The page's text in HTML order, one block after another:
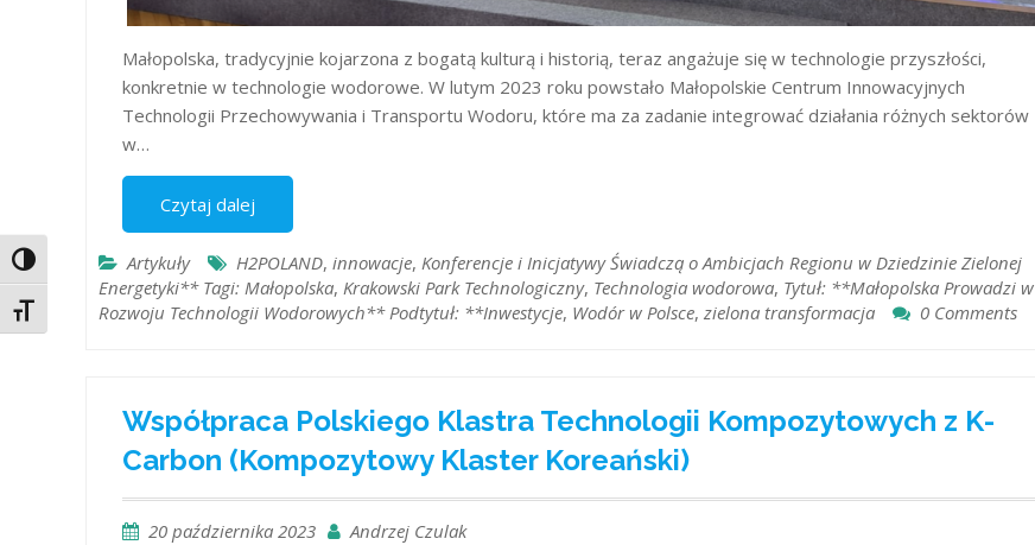
Toggle High Contrast
Toggle Font size
Małopolska, tradycyjnie kojarzona z bogatą kulturą i historią, teraz angażuje się w technologie przyszłości,
konkretnie w technologie wodorowe. W lutym 2023 roku powstało Małopolskie Centrum Innowacyjnych
Technologii Przechowywania i Transportu Wodoru, które ma za zadanie integrować działania różnych sektorów
w…
Czytaj dalej
Artykuły H2POLAND, innowacje, Konferencje i Inicjatywy Świadczą o Ambicjach Regionu w Dziedzinie Zielonej
Energetyki** Tagi: Małopolska, Krakowski Park Technologiczny, Technologia wodorowa, Tytuł: **Małopolska Prowadzi w
Rozwoju Technologii Wodorowych** Podtytuł: **Inwestycje, Wodór w Polsce, zielona transformacja 0 Comments
Współpraca Polskiego Klastra Technologii Kompozytowych z K-
Carbon (Kompozytowy Klaster Koreański)
20 października 2023 Andrzej Czulak